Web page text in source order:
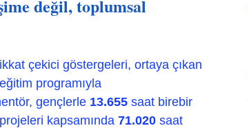
değil, toplumsal
çekici göstergeleri, ortaya çıkan
eğitim programıyla
gençlerle 13.655 saat birebir
kapsamında 71.020 saat